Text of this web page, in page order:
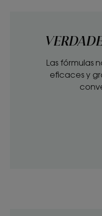
Las fórmulas
eficaces y